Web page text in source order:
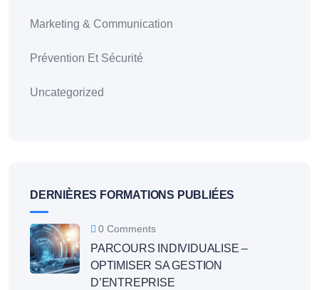
Marketing & Communication
Prévention Et Sécurité
Uncategorized
DERNIÈRES FORMATIONS PUBLIÉES
0 Comments
PARCOURS INDIVIDUALISE –
OPTIMISER SA GESTION
D’ENTREPRISE